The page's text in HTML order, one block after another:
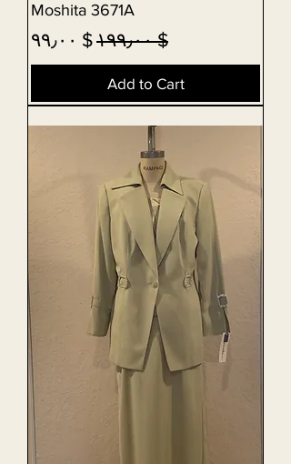
Moshita 3671A
Regular Price
$ ۱۹۹٫۰۰ Sale Price
$ ۹۹٫۰۰
Add to Cart